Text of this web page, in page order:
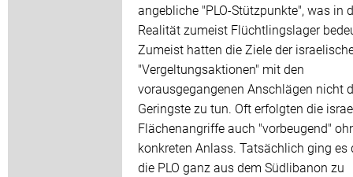
angebliche "PLO-Stützpunkte", was in
Realität zumeist Flüchtlingslager
Zumeist hatten die Ziele der
"Vergeltungsaktionen" mit den
vorausgegangenen Anschlägen nicht
Geringste zu tun. Oft erfolgten die
Flächenangriffe auch "vorbeugend"
konkreten Anlass. Tatsächlich ging es
die PLO ganz aus dem Südlibanon zu